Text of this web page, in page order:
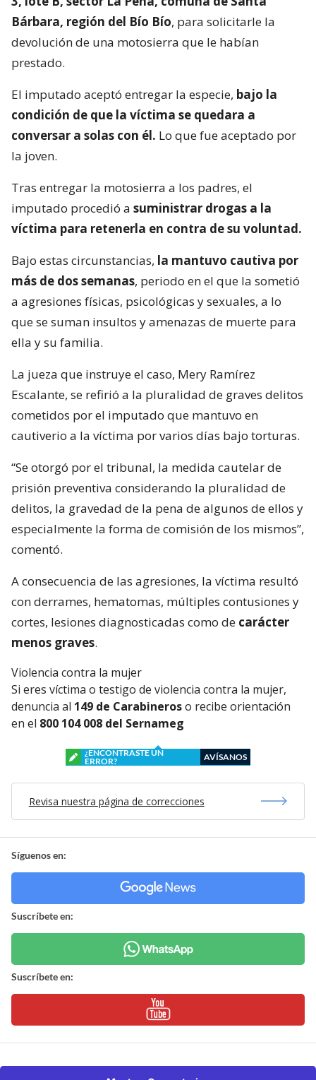
Bárbara, región del Bío Bío, para solicitarle la
devolución de una motosierra que le habían
prestado.
El imputado aceptó entregar la especie, bajo la
condición de que la víctima se quedara a
conversar a solas con él. Lo que fue aceptado por
la joven.
Tras entregar la motosierra a los padres, el
imputado procedió a suministrar drogas a la
víctima para retenerla en contra de su voluntad.
Bajo estas circunstancias, la mantuvo cautiva por
más de dos semanas, periodo en el que la sometió
a agresiones físicas, psicológicas y sexuales, a lo
que se suman insultos y amenazas de muerte para
ella y su familia.
La jueza que instruye el caso, Mery Ramírez
Escalante, se refirió a la pluralidad de graves delitos
cometidos por el imputado que mantuvo en
cautiverio a la víctima por varios días bajo torturas.
“Se otorgó por el tribunal, la medida cautelar de
prisión preventiva considerando la pluralidad de
delitos, la gravedad de la pena de algunos de ellos y
especialmente la forma de comisión de los mismos”,
comentó.
A consecuencia de las agresiones, la víctima resultó
con derrames, hematomas, múltiples contusiones y
cortes, lesiones diagnosticadas como de carácter
menos graves.
Violencia contra la mujer
Si eres víctima o testigo de violencia contra la mujer,
denuncia al 149 de Carabineroso recibe orientación
en el 800 104 008 del Sernameg
¿ENCONTRASTE UN
ERROR?
AVÍSANOS
Revisa nuestra página de correcciones
Síguenos en:
Suscríbete en:
Suscríbete en: